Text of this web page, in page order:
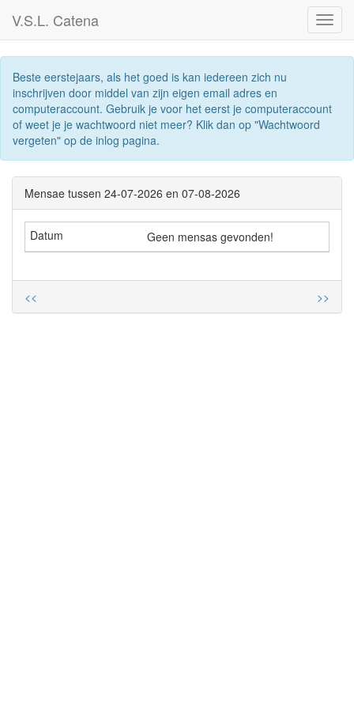
V.S.L. Catena
Beste eerstejaars, als het goed is kan iedereen zich nu
inschrijven door middel van zijn eigen email adres en
computeraccount. Gebruik je voor het eerst je computeraccount
of weet je je wachtwoord niet meer? Klik dan op "Wachtwoord
vergeten" op de inlog pagina.
Mensae tussen 24-07-2026 en 07-08-2026
Geen mensas gevonden!
<< >>